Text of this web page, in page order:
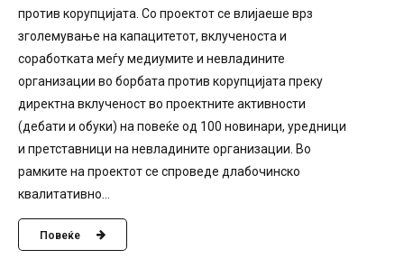
против корупцијата. Со проектот се влијаеше врз
зголемување на капацитетот, вклученоста и
соработката меѓу медиумите и невладините
организации во борбата против корупцијата преку
директна вклученост во проектните активности
(дебати и обуки) на повеќе од 100 новинари, уредници
и претставници на невладините организации. Во
рамките на проектот се спроведе длабочинско
квалитативно...
Повеќе